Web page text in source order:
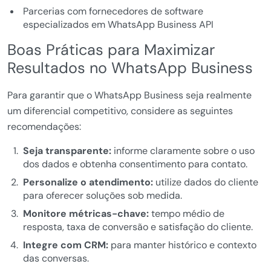
Parcerias com fornecedores de software
especializados em WhatsApp Business API
Boas Práticas para Maximizar
Resultados no WhatsApp Business
Para garantir que o WhatsApp Business seja realmente
um diferencial competitivo, considere as seguintes
recomendações:
Seja transparente:informe claramente sobre o uso
dos dados e obtenha consentimento para contato.
Personalize o atendimento:utilize dados do cliente
para oferecer soluções sob medida.
Monitore métricas-chave:tempo médio de
resposta, taxa de conversão e satisfação do cliente.
Integre com CRM:para manter histórico e contexto
das conversas.